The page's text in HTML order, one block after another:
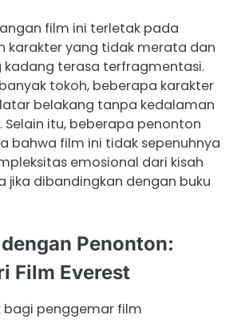
film ini terletak pada
karakter yang tidak merata dan
kadang terasa terfragmentasi.
tokoh, beberapa karakter
belakang tanpa kedalaman
itu, beberapa penonton
bahwa film ini tidak sepenuhnya
emosional dari kisah
jika dibandingkan dengan buku
Penonton:
Film Everest
bagi penggemar film